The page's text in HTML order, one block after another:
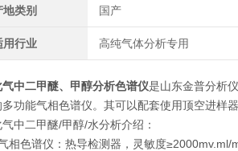
地类别 国产
用行业 高纯气体分析专用
气中二甲醚、甲醇分析色谱仪是山东金普分析
多功能气相色谱仪。其可以配套使用顶空进样
中二甲醚/甲醇/水分析介绍：
相色谱仪：热导检测器，灵敏度≥2000mv.ml/